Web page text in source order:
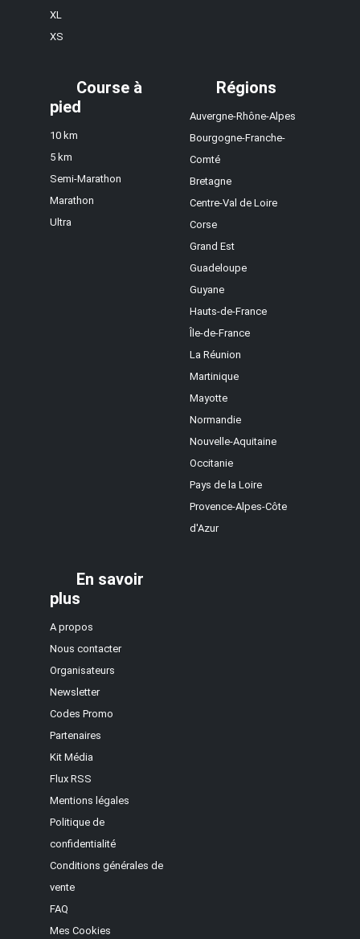
XL
XS
Course à
pied
10 km
5 km
Semi-Marathon
Marathon
Ultra
Régions
Auvergne-Rhône-Alpes
Bourgogne-Franche-
Comté
Bretagne
Centre-Val de Loire
Corse
Grand Est
Guadeloupe
Guyane
Hauts-de-France
Île-de-France
La Réunion
Martinique
Mayotte
Normandie
Nouvelle-Aquitaine
Occitanie
Pays de la Loire
Provence-Alpes-Côte
d'Azur
En savoir
plus
A propos
Nous contacter
Organisateurs
Newsletter
Codes Promo
Partenaires
Kit Média
Flux RSS
Mentions légales
Politique de
confidentialité
Conditions générales de
vente
FAQ
Mes Cookies